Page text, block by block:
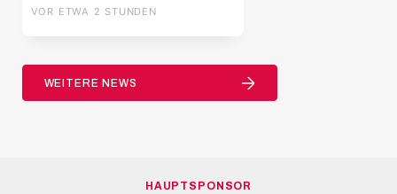
VOR ETWA 2 STUNDEN
WEITERE NEWS
HAUPTSPONSOR